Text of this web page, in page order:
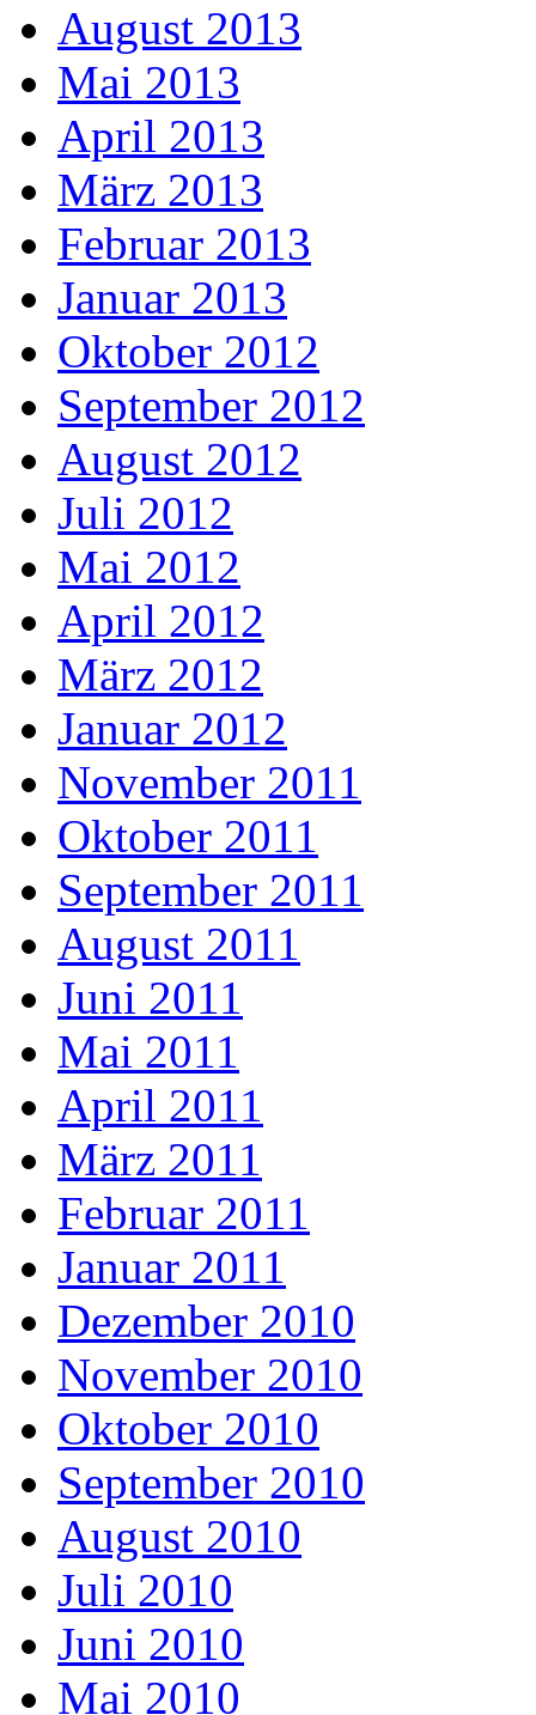
August 2013
Mai 2013
April 2013
März 2013
Februar 2013
Januar 2013
Oktober 2012
September 2012
August 2012
Juli 2012
Mai 2012
April 2012
März 2012
Januar 2012
November 2011
Oktober 2011
September 2011
August 2011
Juni 2011
Mai 2011
April 2011
März 2011
Februar 2011
Januar 2011
Dezember 2010
November 2010
Oktober 2010
September 2010
August 2010
Juli 2010
Juni 2010
Mai 2010